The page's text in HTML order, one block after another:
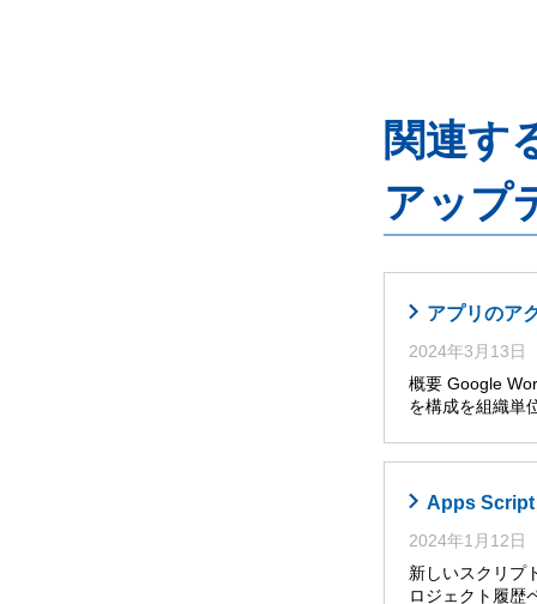
関連す
アップ
アプリのア
2024年3月13日
概要 Google
を構成を組織単
Apps Script
2024年1月12日
新しいスクリプ
ロジェクト履歴